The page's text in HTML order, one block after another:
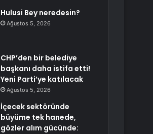
Hulusi Bey neredesin?
Ağustos 5, 2026
CHP’den bir belediye
başkanı daha istifa etti!
Yeni Parti’ye katılacak
Ağustos 5, 2026
İçecek sektöründe
büyüme tek hanede,
gözler alım gücünde: